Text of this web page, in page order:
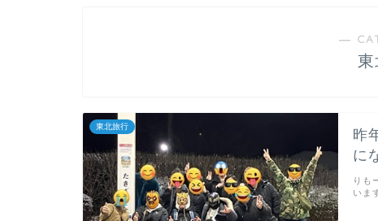
―
東
東北旅行
昨
に
りも
いま